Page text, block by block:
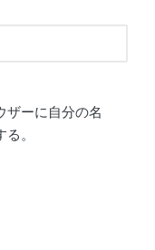
ザーに自分の名
。